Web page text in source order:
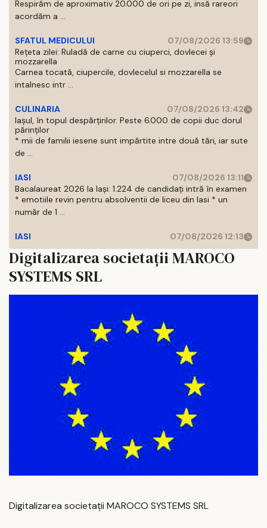
Respirăm de aproximativ 20.000 de ori pe zi, insă rareori
acordăm a ...
SFATUL MEDICULUI
07/08/2026 13:59
Rețeta zilei: Ruladă de carne cu ciuperci, dovlecei și
mozzarella
Carnea tocată, ciupercile, dovlecelul si mozzarella se
intalnesc intr ...
CULINARIA
07/08/2026 13:42
Iașul, în topul despărțirilor. Peste 6.000 de copii duc dorul
părinților
* mii de familii iesene sunt impărtite intre două tări, iar sute
de ...
IASI
07/08/2026 13:11
Bacalaureat 2026 la Iași: 1.224 de candidați intră în examen
* emotiile revin pentru absolventii de liceu din Iasi * un
număr de 1 ...
IASI 07/08/2026 12:13
Digitalizarea societații MAROCO
SYSTEMS SRL
Digitalizarea societații MAROCO SYSTEMS SRL